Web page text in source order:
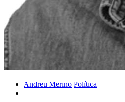
Andreu Merino Política